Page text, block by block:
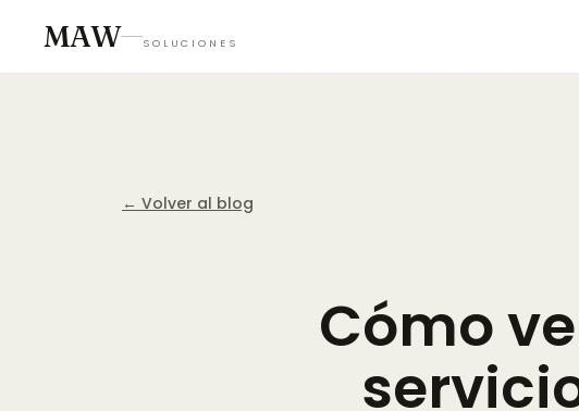
MAW SOLUCIONES
← Volver al blog
Cómo